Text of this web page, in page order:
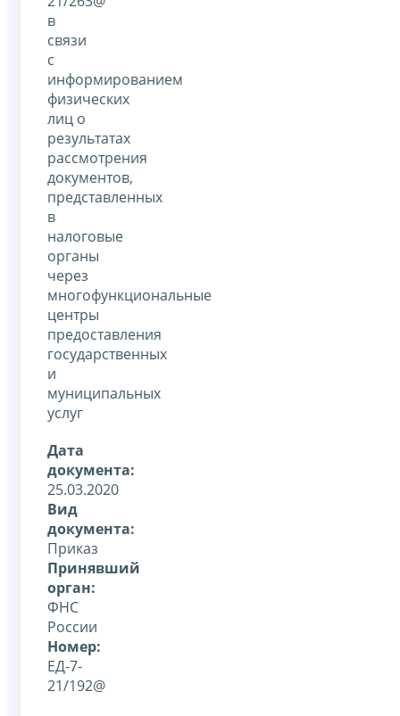
в
связи
с
информированием
физических
лиц о
результатах
рассмотрения
документов,
представленных
в
налоговые
органы
через
многофункциональные
центры
предоставления
государственных
и
муниципальных
услуг
Дата
документа:
25.03.2020
Вид
документа:
Приказ
Принявший
орган:
ФНС
России
Номер:
ЕД-7-
21/192@